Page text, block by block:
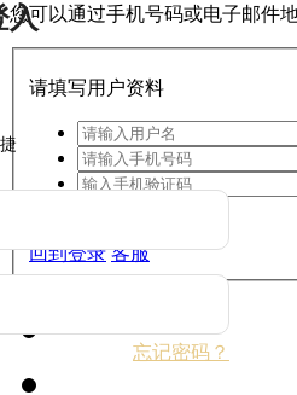
入
忘记密码？
您可以通过手机号码或电子邮件
请填写用户资料
回到登录 客服